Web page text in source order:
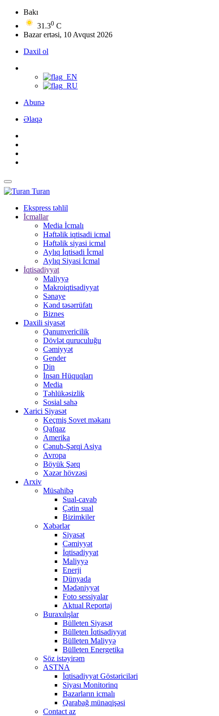
Bakı
31.30 C
Bazar ertəsi, 10 Avqust 2026
Daxil ol
Abunə
Əlaqə
Turan
Ekspress təhlil
İcmallar
Media İcmalı
Həftəlik iqtisadi icmal
Həftəlik siyasi icmal
Aylıq İqtisadi İcmal
Aylıq Siyasi İcmal
İqtisadiyyat
Maliyyə
Makroiqtisadiyyat
Sənaye
Kənd təsərrüfatı
Biznes
Daxili siyasət
Qanunvericilik
Dövlət quruculuğu
Cəmiyyət
Gender
Din
İnsan Hüquqları
Media
Təhlükəsizlik
Sosial sahə
Xarici Siyasət
Keçmiş Sovet məkanı
Qafqaz
Amerika
Cənub-Şərqi Asiya
Avropa
Böyük Şərq
Xəzər hövzəsi
Arxiv
Müsahibə
Sual-cavab
Çətin sual
Bizimkiler
Xəbərlər
Siyasət
Cəmiyyət
İqtisadiyyat
Maliyyə
Enerji
Dünyada
Mədəniyyət
Foto sessiyalar
Aktual Reportaj
Buraxılışlar
Bülleten Siyasət
Bülleten İqtisadiyyat
Bülleten Maliyyə
Bülleten Energetika
Söz istəyirəm
ASTNA
İqtisadiyyat Göstəriciləri
Siyası Monitorinq
Bazarların icmalı
Qarabağ münaqişəsi
Contact az